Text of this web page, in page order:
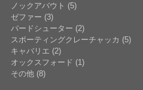
ノックアバウト (5)
ゼファー (3)
バードシューター (2)
スポーティングクレーチャッカ (5)
キャバリエ (2)
オックスフォード (1)
その他 (8)